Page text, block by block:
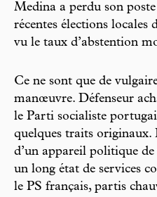
Medina a perdu son
récentes élections locales
vu le taux d’abstention
Ce ne sont que de
manœuvre. Défenseur
le Parti socialiste
quelques traits originaux.
d’un appareil politique de
un long état de services
le PS français, partis